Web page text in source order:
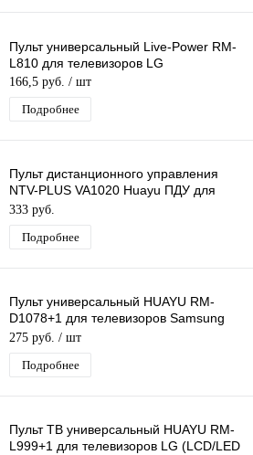
Пульт универсальный Live-Power RM-
L810 для телевизоров LG
166,5 руб. / шт
Подробнее
Пульт дистанционного управления
NTV-PLUS VA1020 Huayu ПДУ для
ресиверов НТВ Плюс VA1020
333 руб.
Подробнее
Пульт универсальный HUAYU RM-
D1078+1 для телевизоров Samsung
LCD/LED
275 руб. / шт
Подробнее
Пульт ТВ универсальный HUAYU RM-
L999+1 для телевизоров LG (LCD/LED